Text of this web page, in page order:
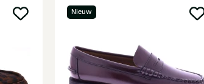
Nieuw